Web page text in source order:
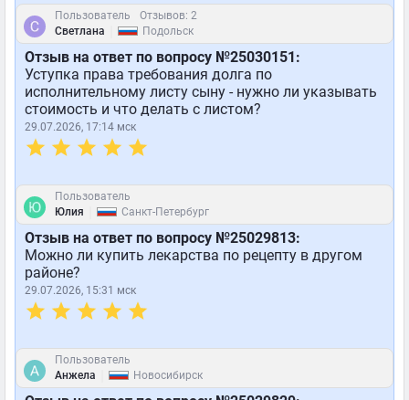
Пользователь
Отзывов: 2
Светлана
Подольск
Отзыв на ответ по вопросу №25030151:
Уступка права требования долга по
исполнительному листу сыну - нужно ли указывать
стоимость и что делать с листом?
29.07.2026, 17:14 мск
Пользователь
Юлия
Санкт-Петербург
Отзыв на ответ по вопросу №25029813:
Можно ли купить лекарства по рецепту в другом
районе?
29.07.2026, 15:31 мск
Пользователь
Анжела
Новосибирск